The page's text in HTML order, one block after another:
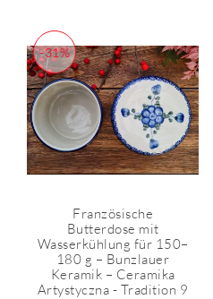
-31%
Französische
Butterdose mit
Wasserkühlung für 150–
180 g – Bunzlauer
Keramik – Ceramika
Artystyczna - Tradition 9